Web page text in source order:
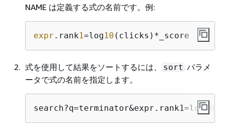
NAME は定義する式の名前です。例:
expr .rank1=log10 (clicks)*_score
式を使用して結果をソートするには、 sort パラメ
ータで式の名前を指定します。